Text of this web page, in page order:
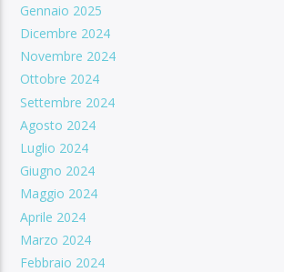
Gennaio 2025
Dicembre 2024
Novembre 2024
Ottobre 2024
Settembre 2024
Agosto 2024
Luglio 2024
Giugno 2024
Maggio 2024
Aprile 2024
Marzo 2024
Febbraio 2024